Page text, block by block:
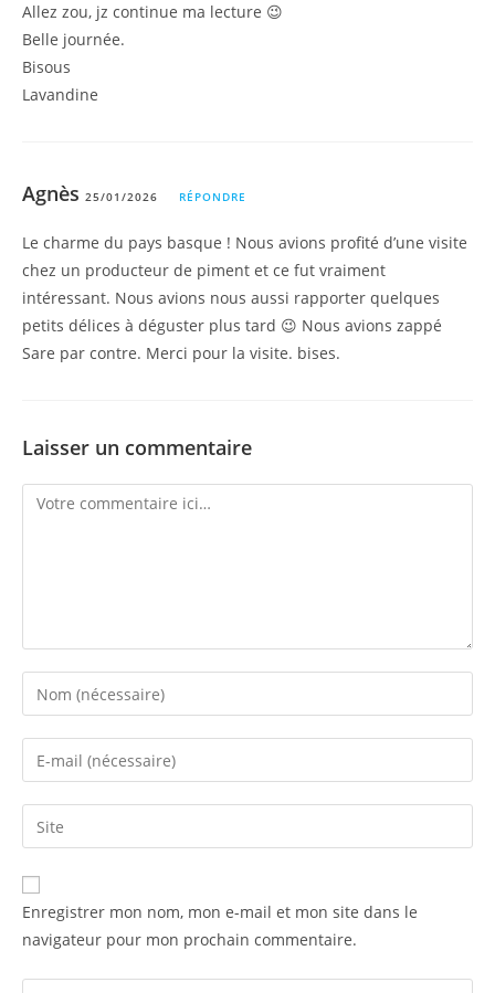
Allez zou, jz continue ma lecture 😉
Belle journée.
Bisous
Lavandine
Agnès 25/01/2026 RÉPONDRE
Le charme du pays basque ! Nous avions profité d’une visite
chez un producteur de piment et ce fut vraiment
intéressant. Nous avions nous aussi rapporter quelques
petits délices à déguster plus tard 😉 Nous avions zappé
Sare par contre. Merci pour la visite. bises.
Laisser un commentaire
Comment
Enter
your
name
comment
Enter
your
email
address
comment
Saisir
l’URL
de
votre
(facultatif)
Enregistrer mon nom, mon e-mail et mon site dans le
navigateur pour mon prochain commentaire.